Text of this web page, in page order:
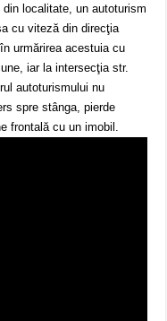
localitate, un autoturism
cu viteză din direcţia
urmărirea acestuia cu
iar la intersecţia str.
autoturismului nu
spre stânga, pierde
frontală cu un imobil.